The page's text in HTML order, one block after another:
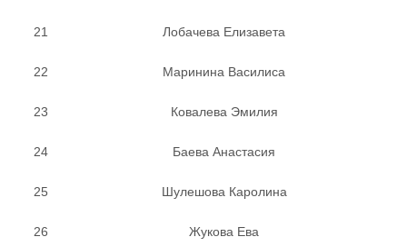
21 Лобачева Елизавета
22 Маринина Василиса
23 Ковалева Эмилия
24 Баева Анастасия
25 Шулешова Каролина
26 Жукова Ева